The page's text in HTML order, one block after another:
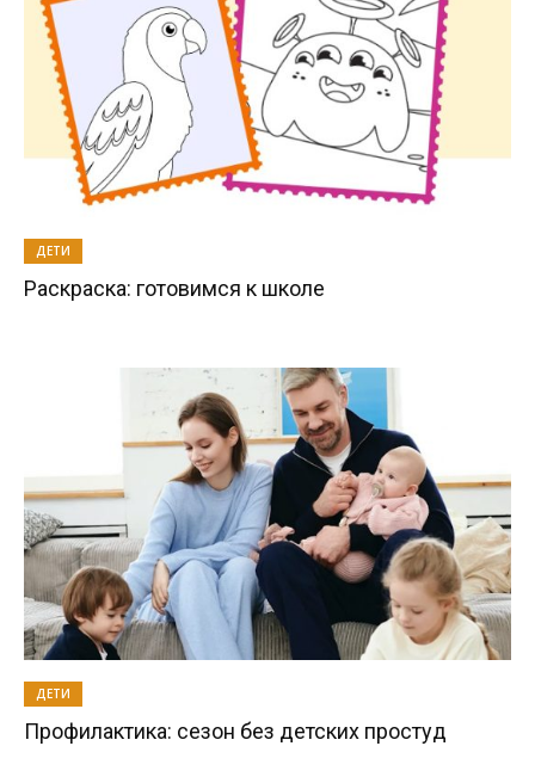
ДЕТИ
Раскраска: готовимся к школе
ДЕТИ
Профилактика: сезон без детских простуд